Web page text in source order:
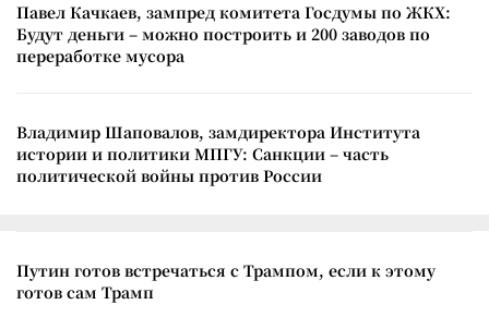
Павел Качкаев, зампред комитета Госдумы по ЖКХ:
Будут деньги – можно построить и 200 заводов по
переработке мусора
Владимир Шаповалов, замдиректора Института
истории и политики МПГУ: Санкции – часть
политической войны против России
Путин готов встречаться с Трампом, если к этому
готов сам Трамп